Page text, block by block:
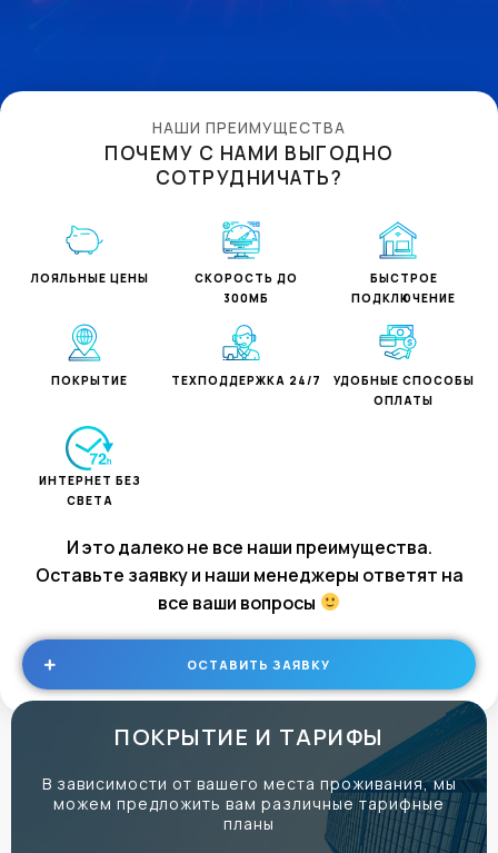
НАШИ ПРЕИМУЩЕСТВА
ПОЧЕМУ С НАМИ ВЫГОДНО
СОТРУДНИЧАТЬ?
ЛОЯЛЬНЫЕ ЦЕНЫ
СКОРОСТЬ ДО
300МБ
БЫСТРОЕ
ПОДКЛЮЧЕНИЕ
ПОКРЫТИЕ ТЕХПОДДЕРЖКА 24/7
УДОБНЫЕ СПОСОБЫ
ОПЛАТЫ
ИНТЕРНЕТ БЕЗ
СВЕТА
И это далеко не все наши преимущества.
Оставьте заявку и наши менеджеры ответят на
все ваши вопросы
ОСТАВИТЬ ЗАЯВКУ
ПОКРЫТИЕ И ТАРИФЫ
В зависимости от вашего места проживания, мы
можем предложить вам различные тарифные
планы